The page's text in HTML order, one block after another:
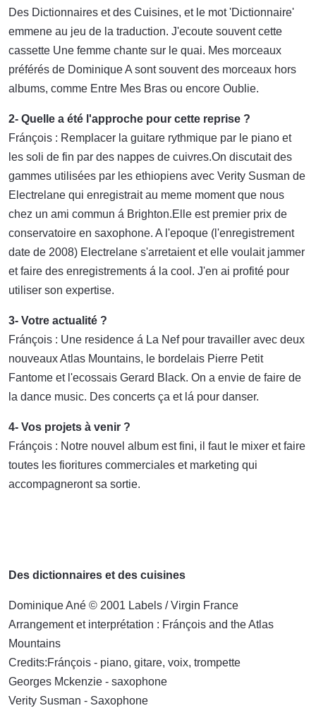
Des Dictionnaires et des Cuisines, et le mot 'Dictionnaire'
emmene au jeu de la traduction. J'ecoute souvent cette
cassette Une femme chante sur le quai. Mes morceaux
préférés de Dominique A sont souvent des morceaux hors
albums, comme Entre Mes Bras ou encore Oublie.
2- Quelle a été l'approche pour cette reprise ?
Fránçois : Remplacer la guitare rythmique par le piano et
les soli de fin par des nappes de cuivres.On discutait des
gammes utilisées par les ethiopiens avec Verity Susman de
Electrelane qui enregistrait au meme moment que nous
chez un ami commun á Brighton.Elle est premier prix de
conservatoire en saxophone. A l'epoque (l'enregistrement
date de 2008) Electrelane s'arretaient et elle voulait jammer
et faire des enregistrements á la cool. J'en ai profité pour
utiliser son expertise.
3- Votre actualité ?
Fránçois : Une residence á La Nef pour travailler avec deux
nouveaux Atlas Mountains, le bordelais Pierre Petit
Fantome et l'ecossais Gerard Black. On a envie de faire de
la dance music. Des concerts ça et lá pour danser.
4- Vos projets à venir ?
Fránçois : Notre nouvel album est fini, il faut le mixer et faire
toutes les fioritures commerciales et marketing qui
accompagneront sa sortie.
Des dictionnaires et des cuisines
Dominique Ané © 2001 Labels / Virgin France
Arrangement et interprétation : Fránçois and the Atlas
Mountains
Credits:Fránçois - piano, gitare, voix, trompette
Georges Mckenzie - saxophone
Verity Susman - Saxophone